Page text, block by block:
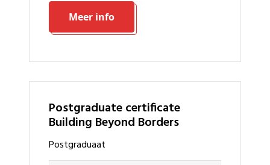
Meer info
Postgraduate certificate
Building Beyond Borders
Postgraduaat